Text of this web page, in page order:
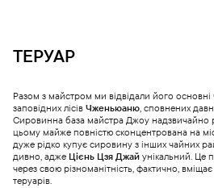
ТЕРУАР
Разом з майстром ми відвідали його основні
заповідних лісів Чженьюаню, сповнених
Сировинна база майстра Джоу надзвичайно
цьому майже повністю сконцентрована на
дуже рідко купує сировину з інших чайних
дивно, адже Цієнь Цзя Джай унікальний. Це
через свою різноманітність, фактично,
теруарів.